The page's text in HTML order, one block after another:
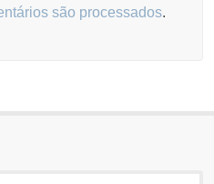
são processados.